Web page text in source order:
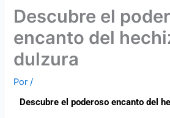
Descubre el
encanto del
dulzura
Por/
Descubre el poderoso encanto del